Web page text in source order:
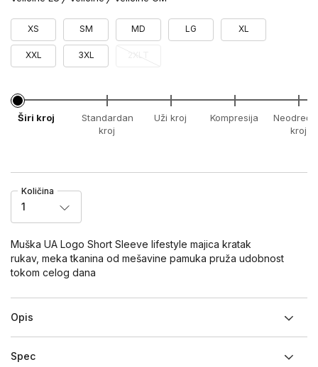
XS SM MD LG XL
XXL 3XL
Širi kroj
Standardan
kroj
Uži kroj Kompresija
kroj
Količina
1
Muška UA Logo Short Sleeve lifestyle majica kratak
rukav, meka tkanina od mešavine pamuka pruža udobnost
tokom celog dana
Opis
Spec